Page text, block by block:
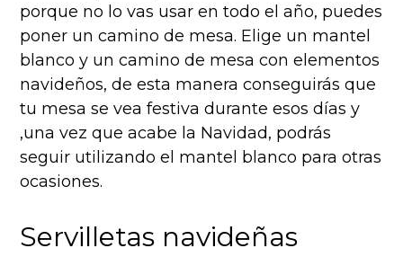
porque no lo vas usar en todo el año, puedes
poner un camino de mesa. Elige un mantel
blanco y un camino de mesa con elementos
navideños, de esta manera conseguirás que
tu mesa se vea festiva durante esos días y
,una vez que acabe la Navidad, podrás
seguir utilizando el mantel blanco para otras
ocasiones.
Servilletas navideñas